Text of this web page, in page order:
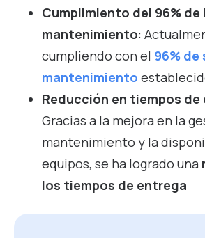
Cumplimiento del 96% de
mantenimiento:
cumpliendo con el 96% de
mantenimiento
Reducción en tiempos de
Gracias a la mejora en la
mantenimiento y la
equipos, se ha logrado una
los tiempos de entrega